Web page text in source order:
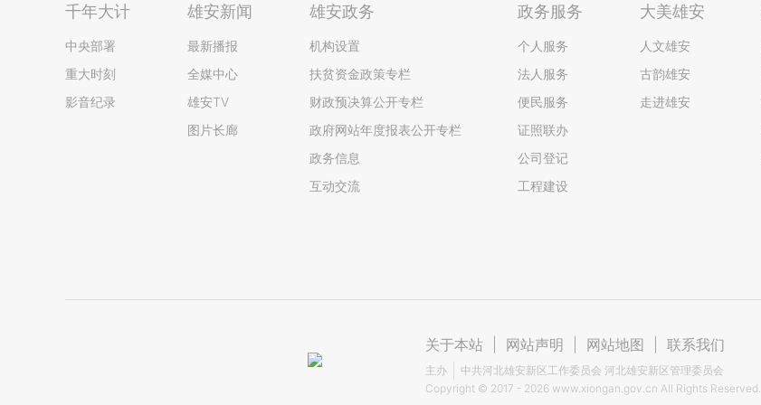
千年大计
中央部署
重大时刻
影音纪录
雄安新闻
最新播报
全媒中心
雄安TV
图片长廊
雄安政务
机构设置
扶贫资金政策专栏
财政预决算公开专栏
政府网站年度报表公开专栏
政务信息
互动交流
政务服务
个人服务
法人服务
便民服务
证照联办
公司登记
工程建设
大美雄安
人文雄安
古韵雄安
走进雄安
关于本站 网站声明 网站地图 联系我们
主办
中共河北雄安新区工作委员会 河北雄安新区管理委员会
Copyright © 2017 - 2026 www.xiongan.gov.cn All Rights Reserved.